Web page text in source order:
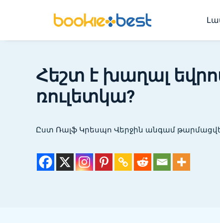
Հեշտ է խաղալ
ռուլետկա?
Ըստ Ռալֆ Կրեսպո Վերջին անգամ թարմացվել